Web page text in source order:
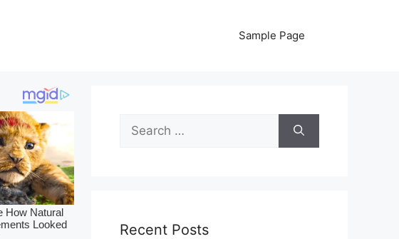
Sample Page
Search
for:
Recent Posts